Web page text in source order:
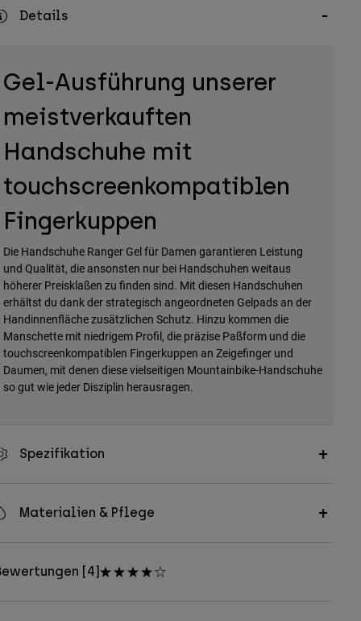
Details
Gel-Ausführung unserer
meistverkauften
Handschuhe mit
touchscreenkompatiblen
Fingerkuppen
Die Handschuhe Ranger Gel für Damen garantieren Leistung
und Qualität, die ansonsten nur bei Handschuhen weitaus
höherer Preisklaßen zu finden sind. Mit diesen Handschuhen
erhältst du dank der strategisch angeordneten Gelpads an der
Handinnenfläche zusätzlichen Schutz. Hinzu kommen die
Manschette mit niedrigem Profil, die präzise Paßform und die
touchscreenkompatiblen Fingerkuppen an Zeigefinger und
Daumen, mit denen diese vielseitigen Mountainbike-Handschuhe
so gut wie jeder Disziplin herausragen.
Spezifikation
Materialien & Pflege
[4]